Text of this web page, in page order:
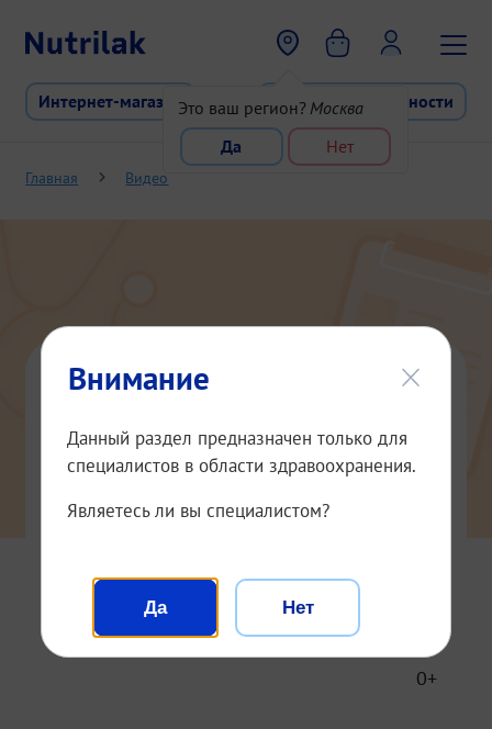
Это ваш регион? Москва
Да
Нет
Интернет-магазин Программа лояльности
Главная Видео
А. Р. Нигаматьянова. Смеси на
козьем молоке
04.04.2025
0+
Внимание
Данный раздел предназначен только для
специалистов в области здравоохранения.
Являетесь ли вы специалистом?
Да Нет